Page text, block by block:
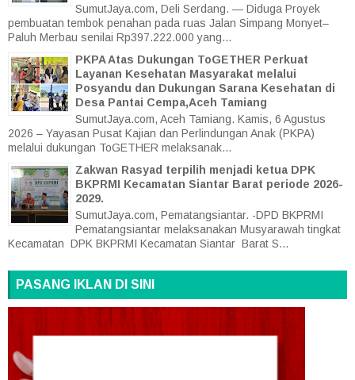
SumutJaya.com, Deli Serdang. — Diduga Proyek
pembuatan tembok penahan pada ruas Jalan Simpang Monyet–
Paluh Merbau senilai Rp397.222.000 yang...
PKPA Atas Dukungan ToGETHER Perkuat
Layanan Kesehatan Masyarakat melalui
Posyandu dan Dukungan Sarana Kesehatan di
Desa Pantai Cempa,Aceh Tamiang
SumutJaya.com, Aceh Tamiang. Kamis, 6 Agustus
2026 – Yayasan Pusat Kajian dan Perlindungan Anak (PKPA)
melalui dukungan ToGETHER melaksanak...
Zakwan Rasyad terpilih menjadi ketua DPK
BKPRMI Kecamatan Siantar Barat periode 2026-
2029.
SumutJaya.com, Pematangsiantar. -DPD BKPRMI
Pematangsiantar melaksanakan Musyarawah tingkat
Kecamatan DPK BKPRMI Kecamatan Siantar Barat S...
PASANG IKLAN DI SINI